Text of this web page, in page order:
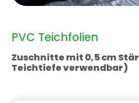
PVC Teichfolien
Zuschnitte mit 0,5 cm
Teichtiefe verwendbar)